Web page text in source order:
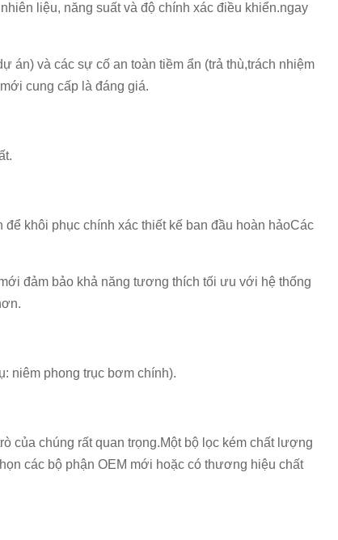
liệu, năng suất và độ chính xác điều khiển.ngay
án) và các sự cố an toàn tiềm ẩn (trả thù,trách nhiệm
cung cấp là đáng giá.
khôi phục chính xác thiết kế ban đầu hoàn hảoCác
đảm bảo khả năng tương thích tối ưu với hệ thống
niêm phong trục bơm chính).
của chúng rất quan trọng.Một bộ lọc kém chất lượng
các bộ phận OEM mới hoặc có thương hiệu chất